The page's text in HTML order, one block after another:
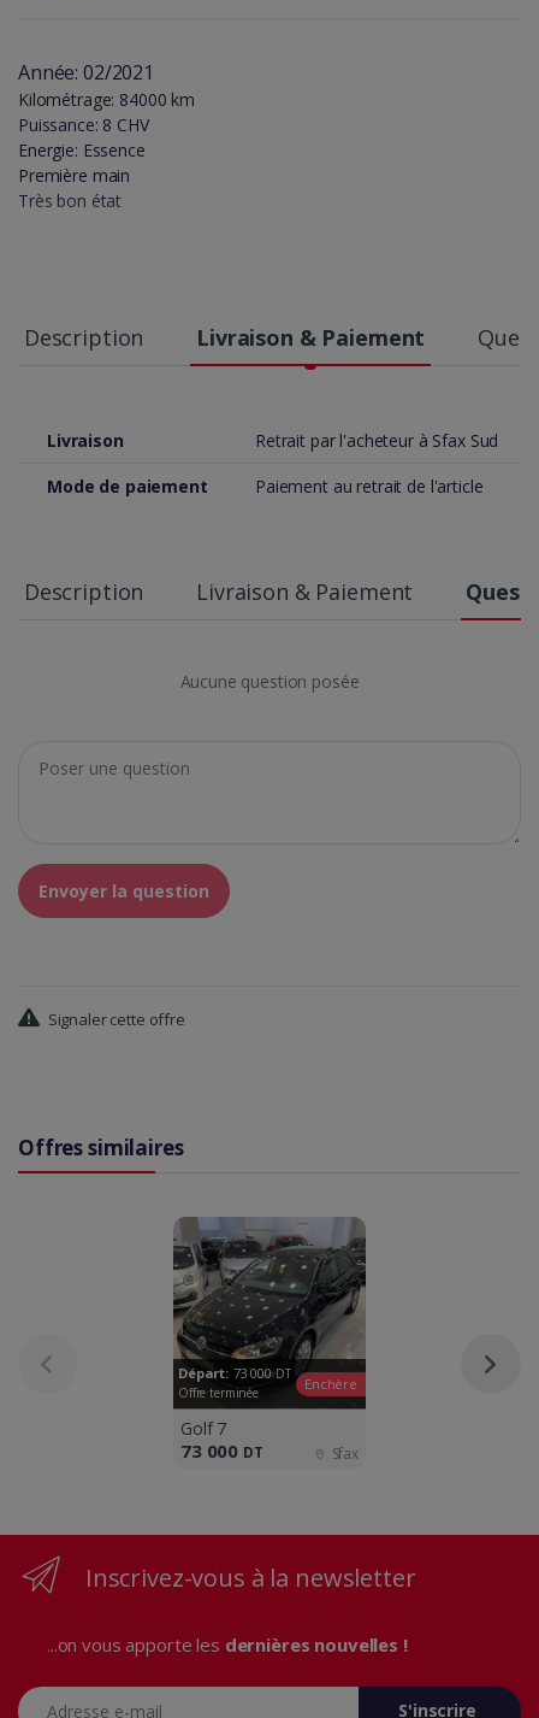
Année: 02/2021
Kilométrage: 84000 km
Puissance: 8 CHV
Energie: Essence
Première main
Très bon état
Description Livraison & Paiement
Livraison
Retrait par l'acheteur à Sfax Sud
Mode de paiement
Paiement au retrait de l'article
Description Livraison & Paiement
Aucune question posée
Envoyer la question
Signaler cette offre
Offres similaires
Départ: 73 000DT
Offre terminée
Enchère
Golf 7
73 000 DT Sfax
Inscrivez-vous à la newsletter
...on vous apporte les dernières nouvelles !
Adresse e-mail
S'inscrire